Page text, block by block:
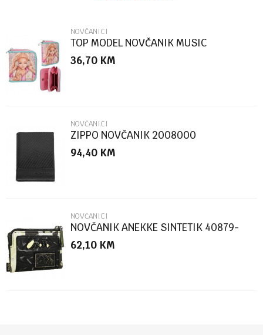
Poruka
POŠALJI
NOVČANICI
TOP MODEL NOVČANIK MUSIC
36,70 KM
NOVČANICI
ZIPPO NOVČANIK 2008000
94,40 KM
NOVČANICI
NOVČANIK ANEKKE SINTETIK 40879-
910-TOW
62,10 KM